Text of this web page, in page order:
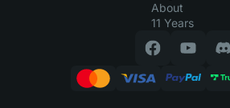
About
11 Years